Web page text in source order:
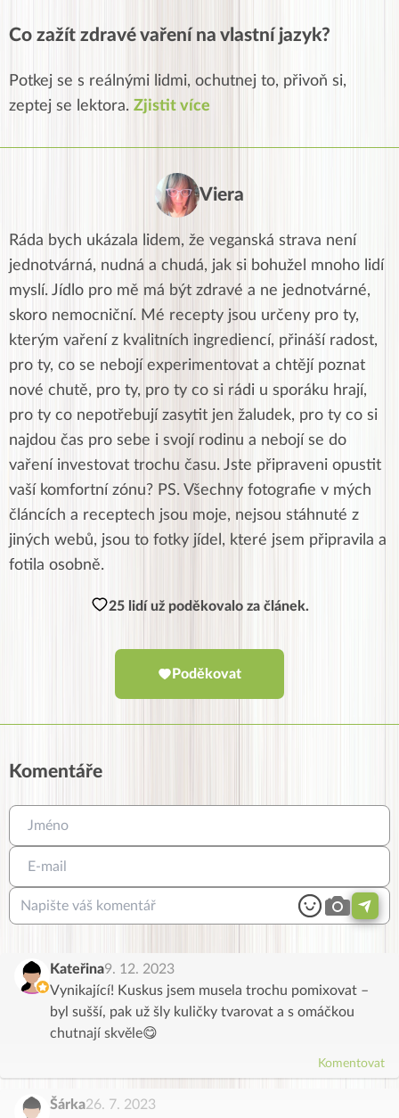
Co zažít zdravé vaření na vlastní jazyk?
Potkej se s reálnými lidmi, ochutnej to, přivoň si,
zeptej se lektora. Zjistit více
Viera
Ráda bych ukázala lidem, že veganská strava není
jednotvárná, nudná a chudá, jak si bohužel mnoho lidí
myslí. Jídlo pro mě má být zdravé a ne jednotvárné,
skoro nemocniční. Mé recepty jsou určeny pro ty,
kterým vaření z kvalitních ingrediencí, přináší radost,
pro ty, co se nebojí experimentovat a chtějí poznat
nové chutě, pro ty, pro ty co si rádi u sporáku hrají,
pro ty co nepotřebují zasytit jen žaludek, pro ty co si
najdou čas pro sebe i svojí rodinu a nebojí se do
vaření investovat trochu času. Jste připraveni opustit
vaší komfortní zónu? PS. Všechny fotografie v mých
článcích a receptech jsou moje, nejsou stáhnuté z
jiných webů, jsou to fotky jídel, které jsem připravila a
fotila osobně.
25 lidí už poděkovalo za článek.
Poděkovat
Komentáře
Kateřina9. 12. 2023
Vynikající! Kuskus jsem musela trochu pomixovat –
byl sušší, pak už šly kuličky tvarovat a s omáčkou
chutnají skvěle😋
Komentovat
Šárka26. 7. 2023